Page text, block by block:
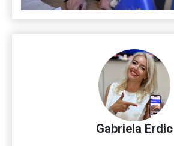
Gabriela Erdic